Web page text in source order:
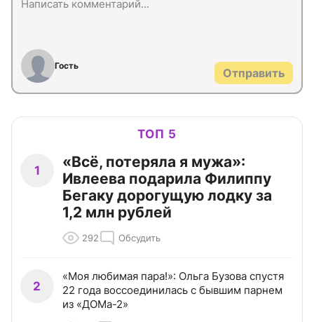
Гость
Отправить
ТОП 5
1
«Всё, потеряла я мужа»:
Ивлеева подарила Филиппу
Бегаку дорогущую лодку за
1,2 млн рублей
292 Обсудить
2
«Моя любимая пара!»: Ольга Бузова спустя
22 года воссоединилась с бывшим парнем
из «ДОМа-2»